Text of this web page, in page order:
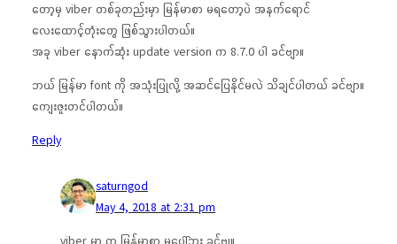
တော့မှ viber တစ်ခုတည်းမှာ မြန်မာစာ မရတော့ပဲ အနက်ရောင်
လေးထောင့်တုံးတွေ ဖြစ်သွားပါတယ်။
အခု viber နောက်ဆုံး update version က 8.7.0 ပါ ခင်ဗျာ။
ဘယ် မြန်မာ font ကို အသုံးပြုလို့ အဆင်ပြေနိုင်မလဲ သိချင်ပါတယ် ခင်ဗျာ။
ကျေးဇူးတင်ပါတယ်။
Reply
saturngod
May 4, 2018 at 2:31 pm
viber မှာ က မြန်မာစာ မပေါ်ဘူး ခင်ဗျ။